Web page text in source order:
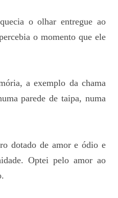
o olhar entregue ao
o momento que ele
a exemplo da chama
parede de taipa, numa
dotado de amor e ódio e
Optei pelo amor ao